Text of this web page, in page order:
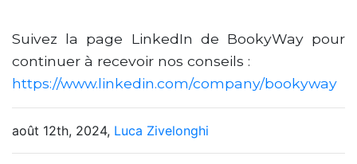
Suivez la page LinkedIn de BookyWay pour
continuer à recevoir nos conseils :
https://www.linkedin.com/company/bookyway
août 12th, 2024, Luca Zivelonghi